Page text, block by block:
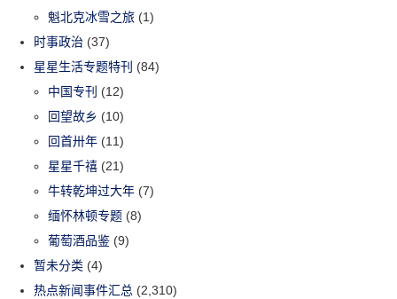
魁北克冰雪之旅 (1)
时事政治 (37)
星星生活专题特刊 (84)
中国专刊 (12)
回望故乡 (10)
回首卅年 (11)
星星千禧 (21)
牛转乾坤过大年 (7)
缅怀林顿专题 (8)
葡萄酒品鉴 (9)
暂未分类 (4)
热点新闻事件汇总 (2,310)